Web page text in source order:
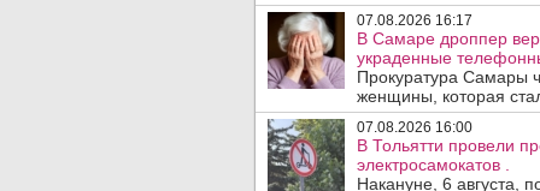
07.08.2026 16:17
В Самаре дроппер
украденные
Прокуратура Самары
женщины, которая
07.08.2026 16:00
В Тольятти провели
электросамокатов .
Накануне, 6 августа,